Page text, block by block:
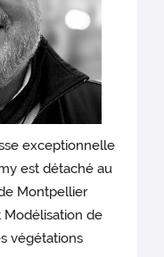
exceptionnelle
est détaché au
Montpellier
Modélisation de
végétations